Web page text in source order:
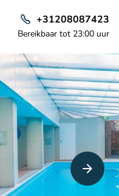
+31208087423
Bereikbaar tot 23:00 uur